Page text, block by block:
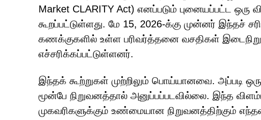
Market CLARITY Act) எனப்படும் புனையப்பட்ட
கூறப்பட்டுள்ளது. மே 15, 2026-க்கு முன்னர் இந்தச்
கணக்குகளில் உள்ள பரிவர்த்தனை வசதிகள்
எச்சரிக்கப்பட்டுள்ளனர்.
இந்தக் கூற்றுகள் முற்றிலும் பொய்யானவை. அப்படி
மூன்பே நிறுவனத்தால் அனுப்பப்படவில்லை. இந்த
முகவரிகளுக்கும் உண்மையான நிறுவனத்திற்கும்